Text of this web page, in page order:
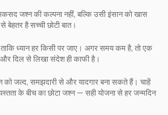
जश्न की कल्पना नहीं, बल्कि उसी इंसान को खास
बेहतर है सच्ची छोटी बात।
ध्यान हर किसी पर जाए। अगर समय कम है, तो एक
दिल से लिखा संदेश ही काफी है।
को जल्द, समझदारी से और यादगार बना सकते हैं। चाहें
के बीच का छोटा जश्न — सही योजना से हर जन्मदिन